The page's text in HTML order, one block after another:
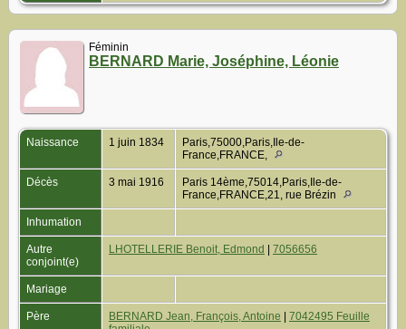
Féminin
BERNARD Marie, Joséphine, Léonie
Naissance 1 juin 1834
Paris,75000,Paris,Ile-de-
France,FRANCE,
Décès 3 mai 1916
Paris 14ème,75014,Paris,Ile-de-
France,FRANCE,21, rue Brézin
Inhumation
Autre
conjoint(e)
LHOTELLERIE Benoit, Edmond 7056656
Mariage
Père BERNARD Jean, François, Antoine
7042495 Feuille